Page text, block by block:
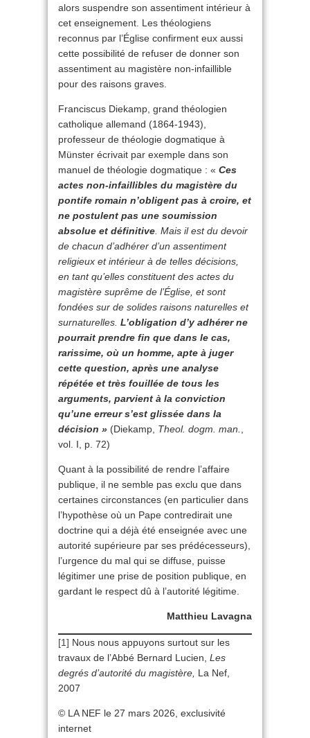
alors suspendre son assentiment intérieur à
cet enseignement. Les théologiens
reconnus par l’Église confirment eux aussi
cette possibilité de refuser de donner son
assentiment au magistère non-infaillible
pour des raisons graves.
Franciscus Diekamp, grand théologien
catholique allemand (1864-1943),
professeur de théologie dogmatique à
Münster écrivait par exemple dans son
manuel de théologie dogmatique : « Ces
actes non-infaillibles du magistère du
pontife romain n’obligent pas à croire, et
ne postulent pas une soumission
absolue et définitive. Mais il est du devoir
de chacun d’adhérer d’un assentiment
religieux et intérieur à de telles décisions,
en tant qu’elles constituent des actes du
magistère suprême de l’Église, et sont
fondées sur de solides raisons naturelles et
surnaturelles. L’obligation d’y adhérer ne
pourrait prendre fin que dans le cas,
rarissime, où un homme, apte à juger
cette question, après une analyse
répétée et très fouillée de tous les
arguments, parvient à la conviction
qu’une erreur s’est glissée dans la
décision » (Diekamp, Theol. dogm. man.,
vol. I, p. 72)
Quant à la possibilité de rendre l’affaire
publique, il ne semble pas exclu que dans
certaines circonstances (en particulier dans
l’hypothèse où un Pape contredirait une
doctrine qui a déjà été enseignée avec une
autorité supérieure par ses prédécesseurs),
l’urgence du mal qui se diffuse, puisse
légitimer une prise de position publique, en
gardant le respect dû à l’autorité légitime.
Matthieu Lavagna
[1] Nous nous appuyons surtout sur les
travaux de l’Abbé Bernard Lucien, Les
degrés d’autorité du magistère, La Nef,
2007
© LA NEF le 27 mars 2026, exclusivité
internet